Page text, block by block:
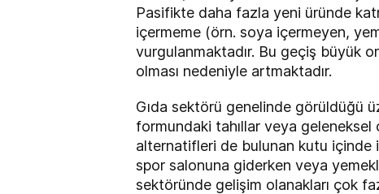
Pasifikte daha fazla yeni üründe
içermeme (örn. soya içermeyen,
vurgulanmaktadır. Bu geçiş büyük
olması nedeniyle artmaktadır.
Gıda sektörü genelinde görüldüğü
formundaki tahıllar veya
alternatifleri de bulunan kutu içinde
spor salonuna giderken veya
sektöründe gelişim olanakları çok